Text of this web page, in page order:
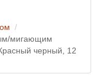
мигающим
черный, 12